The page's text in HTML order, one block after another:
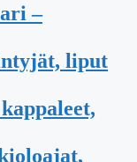
–
liput